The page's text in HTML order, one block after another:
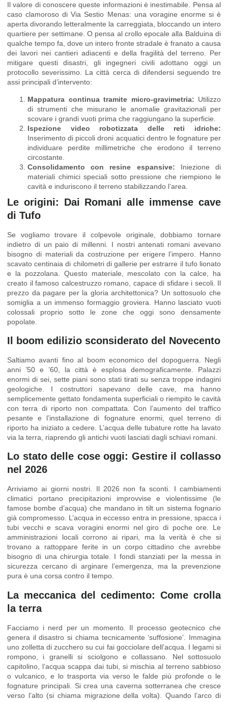
Il valore di conoscere queste informazioni è inestimabile. Pensa al
caso clamoroso di Via Sestio Menas: una voragine enorme si è
aperta divorando letteralmente la carreggiata, bloccando un intero
quartiere per settimane. O pensa al crollo epocale alla Balduina di
qualche tempo fa, dove un intero fronte stradale è franato a causa
dei lavori nei cantieri adiacenti e della fragilità del terreno. Per
mitigare questi disastri, gli ingegneri civili adottano oggi un
protocollo severissimo. La città cerca di difendersi seguendo tre
assi principali d’intervento:
Mappatura continua tramite micro-gravimetria: Utilizzo
di strumenti che misurano le anomalie gravitazionali per
scovare i grandi vuoti prima che raggiungano la superficie.
Ispezione video robotizzata delle reti idriche:
Inserimento di piccoli droni acquatici dentro le fognature per
individuare perdite millimetriche che erodono il terreno
circostante.
Consolidamento con resine espansive: Iniezione di
materiali chimici speciali sotto pressione che riempiono le
cavità e induriscono il terreno stabilizzando l’area.
Le origini: Dai Romani alle immense cave
di Tufo
Se vogliamo trovare il colpevole originale, dobbiamo tornare
indietro di un paio di millenni. I nostri antenati romani avevano
bisogno di materiali da costruzione per erigere l’impero. Hanno
scavato centinaia di chilometri di gallerie per estrarre il tufo lionato
e la pozzolana. Questo materiale, mescolato con la calce, ha
creato il famoso calcestruzzo romano, capace di sfidare i secoli. Il
prezzo da pagare per la gloria architettonica? Un sottosuolo che
somiglia a un immenso formaggio groviera. Hanno lasciato vuoti
colossali proprio sotto le zone che oggi sono densamente
popolate.
Il boom edilizio sconsiderato del Novecento
Saltiamo avanti fino al boom economico del dopoguerra. Negli
anni ’50 e ’60, la città è esplosa demograficamente. Palazzi
enormi di sei, sette piani sono stati tirati su senza troppe indagini
geologiche. I costruttori sapevano delle cave, ma hanno
semplicemente gettato fondamenta superficiali o riempito le cavità
con terra di riporto non compattata. Con l’aumento del traffico
pesante e l’installazione di fognature enormi, quel terreno di
riporto ha iniziato a cedere. L’acqua delle tubature rotte ha lavato
via la terra, riaprendo gli antichi vuoti lasciati dagli schiavi romani.
Lo stato delle cose oggi: Gestire il collasso
nel 2026
Arriviamo ai giorni nostri. Il 2026 non fa sconti. I cambiamenti
climatici portano precipitazioni improvvise e violentissime (le
famose bombe d’acqua) che mandano in tilt un sistema fognario
già compromesso. L’acqua in eccesso entra in pressione, spacca i
tubi vecchi e scava voragini enormi nel giro di poche ore. Le
amministrazioni locali corrono ai ripari, ma la verità è che si
trovano a rattoppare ferite in un corpo cittadino che avrebbe
bisogno di una chirurgia totale. I fondi stanziati per la messa in
sicurezza cercano di arginare l’emergenza, ma la prevenzione
pura è una corsa contro il tempo.
La meccanica del cedimento: Come crolla
la terra
Facciamo i nerd per un momento. Il processo geotecnico che
genera il disastro si chiama tecnicamente ‘suffosione’. Immagina
uno zolletta di zucchero su cui fai gocciolare dell’acqua. I legami si
rompono, i granelli si sciolgono e collassano. Nel sottosuolo
capitolino, l’acqua scappa dai tubi, si mischia al terreno sabbioso
o vulcanico, e lo trasporta via verso le falde più profonde o le
fognature principali. Si crea una caverna sotterranea che cresce
verso l’alto (si chiama migrazione della volta). Quando l’arco di